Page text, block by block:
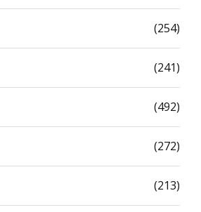
(254)
(241)
(492)
(272)
(213)